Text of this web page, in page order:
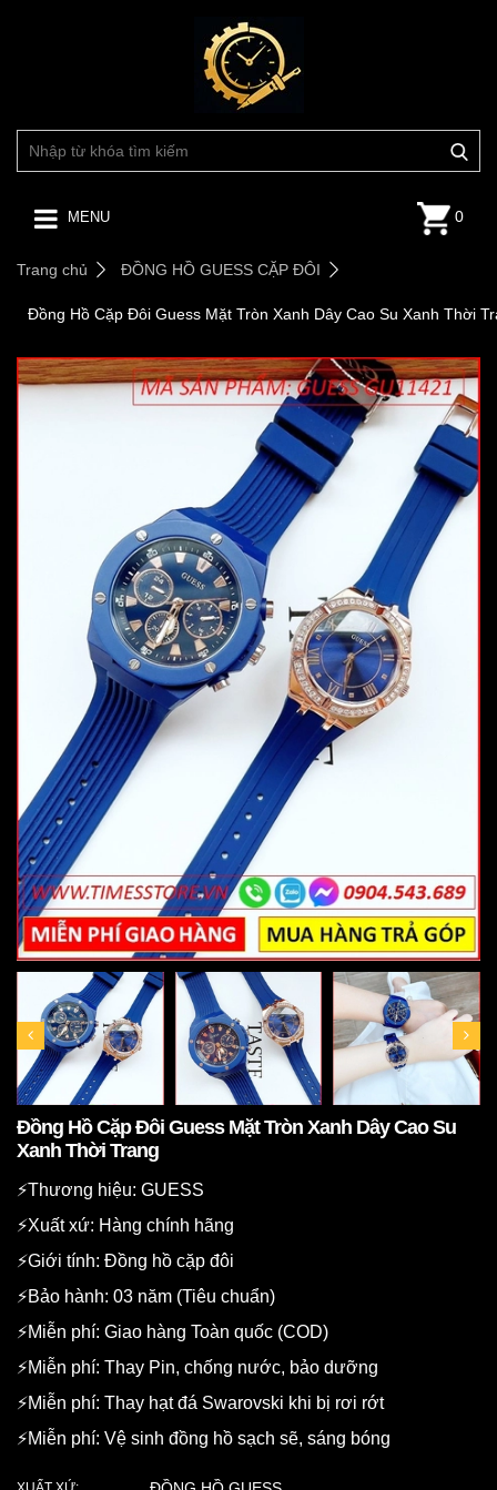
MENU 0
Trang chủ ĐỒNG HỒ GUESS CẶP ĐÔI
Đồng Hồ Cặp Đôi Guess Mặt Tròn Xanh Dây Cao Su Xanh Thời
Đồng Hồ Cặp Đôi Guess Mặt Tròn Xanh Dây Cao Su
Xanh Thời Trang
⚡️Thương hiệu: GUESS
⚡️Xuất xứ: Hàng chính hãng
⚡️Giới tính: Đồng hồ cặp đôi
⚡️Bảo hành: 03 năm (Tiêu chuẩn)
⚡️Miễn phí: Giao hàng Toàn quốc (COD)
⚡️Miễn phí: Thay Pin, chống nước, bảo dưỡng
⚡️Miễn phí: Thay hạt đá Swarovski khi bị rơi rớt
⚡️Miễn phí: Vệ sinh đồng hồ sạch sẽ, sáng bóng